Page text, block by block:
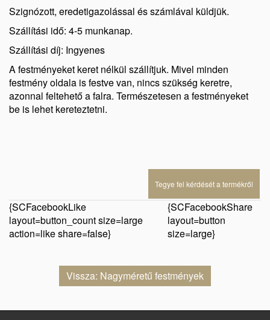
Szignózott, eredetigazolással és számlával küldjük.
Szállítási idő: 4-5 munkanap.
Szállítási díj: Ingyenes
A festményeket keret nélkül szállítjuk. Mivel minden
festmény oldala is festve van, nincs szükség keretre,
azonnal feltehető a falra. Természetesen a festményeket
be is lehet kereteztetni.
Tegye fel kérdését a termékről
{SCFacebookLike
layout=button_count size=large
action=like share=false}
{SCFacebookShare
layout=button
size=large}
Vissza: Nagyméretű festmények